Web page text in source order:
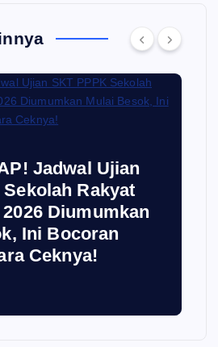
Jadwal Ujian
Rakyat
Diumumkan
Ini Bocoran
Ceknya!